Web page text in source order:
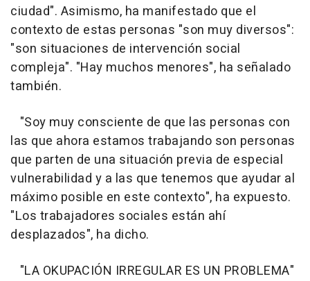
ciudad". Asimismo, ha manifestado que el
contexto de estas personas "son muy diversos":
"son situaciones de intervención social
compleja". "Hay muchos menores", ha señalado
también.
"Soy muy consciente de que las personas con
las que ahora estamos trabajando son personas
que parten de una situación previa de especial
vulnerabilidad y a las que tenemos que ayudar al
máximo posible en este contexto", ha expuesto.
"Los trabajadores sociales están ahí
desplazados", ha dicho.
"LA OKUPACIÓN IRREGULAR ES UN PROBLEMA"